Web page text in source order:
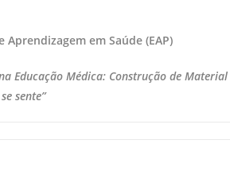
Aprendizagem em Saúde (EAP)
Educação Médica: Construção de
sente”